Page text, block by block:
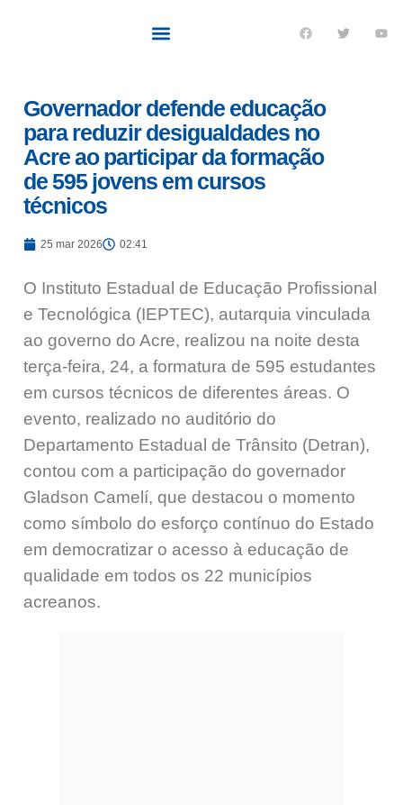
Governador defende educação
para reduzir desigualdades no
Acre ao participar da formação
de 595 jovens em cursos
técnicos
25 mar 2026 02:41
O Instituto Estadual de Educação Profissional
e Tecnológica (IEPTEC), autarquia vinculada
ao governo do Acre, realizou na noite desta
terça-feira, 24, a formatura de 595 estudantes
em cursos técnicos de diferentes áreas. O
evento, realizado no auditório do
Departamento Estadual de Trânsito (Detran),
contou com a participação do governador
Gladson Camelí, que destacou o momento
como símbolo do esforço contínuo do Estado
em democratizar o acesso à educação de
qualidade em todos os 22 municípios
acreanos.